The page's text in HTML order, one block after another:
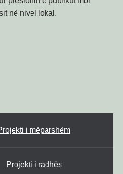
në nivel lokal.
i mëparshëm
Projekti i radhës